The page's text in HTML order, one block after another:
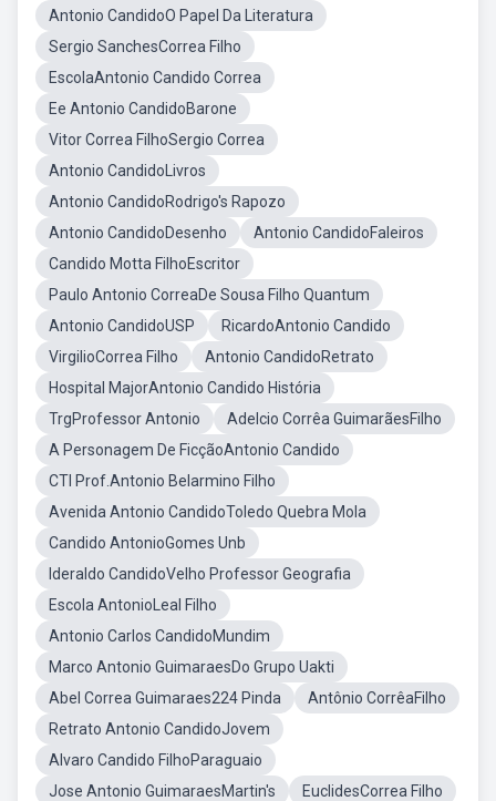
Antonio CandidoO Papel Da Literatura
Sergio SanchesCorrea Filho
EscolaAntonio Candido Correa
Ee Antonio CandidoBarone
Vitor Correa FilhoSergio Correa
Antonio CandidoLivros
Antonio CandidoRodrigo's Rapozo
Antonio CandidoDesenho
Antonio CandidoFaleiros
Candido Motta FilhoEscritor
Paulo Antonio CorreaDe Sousa Filho Quantum
Antonio CandidoUSP
RicardoAntonio Candido
VirgilioCorrea Filho
Antonio CandidoRetrato
Hospital MajorAntonio Candido História
TrgProfessor Antonio
Adelcio Corrêa GuimarãesFilho
A Personagem De FicçãoAntonio Candido
CTI Prof.Antonio Belarmino Filho
Avenida Antonio CandidoToledo Quebra Mola
Candido AntonioGomes Unb
Ideraldo CandidoVelho Professor Geografia
Escola AntonioLeal Filho
Antonio Carlos CandidoMundim
Marco Antonio GuimaraesDo Grupo Uakti
Abel Correa Guimaraes224 Pinda
Antônio CorrêaFilho
Retrato Antonio CandidoJovem
Alvaro Candido FilhoParaguaio
Jose Antonio GuimaraesMartin's
EuclidesCorrea Filho